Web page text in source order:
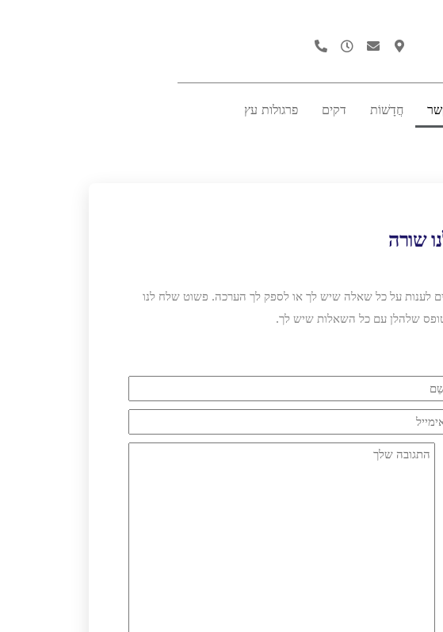
חֲדָשׁוֹת דקים פרגולות עץ
שורה
לענות על כל שאלה שיש לך או לספק לך הערכה. פשוט שלח לנו
שלהלן עם כל השאלות שיש לך.